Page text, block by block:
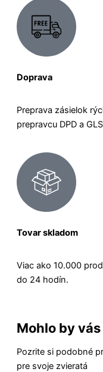
Doprava
Preprava zásielok
prepravcu DPD a
Tovar skladom
Viac ako 10.000
do 24 hodín.
Mohlo by
Pozrite si podobné
pre svoje zvieratá